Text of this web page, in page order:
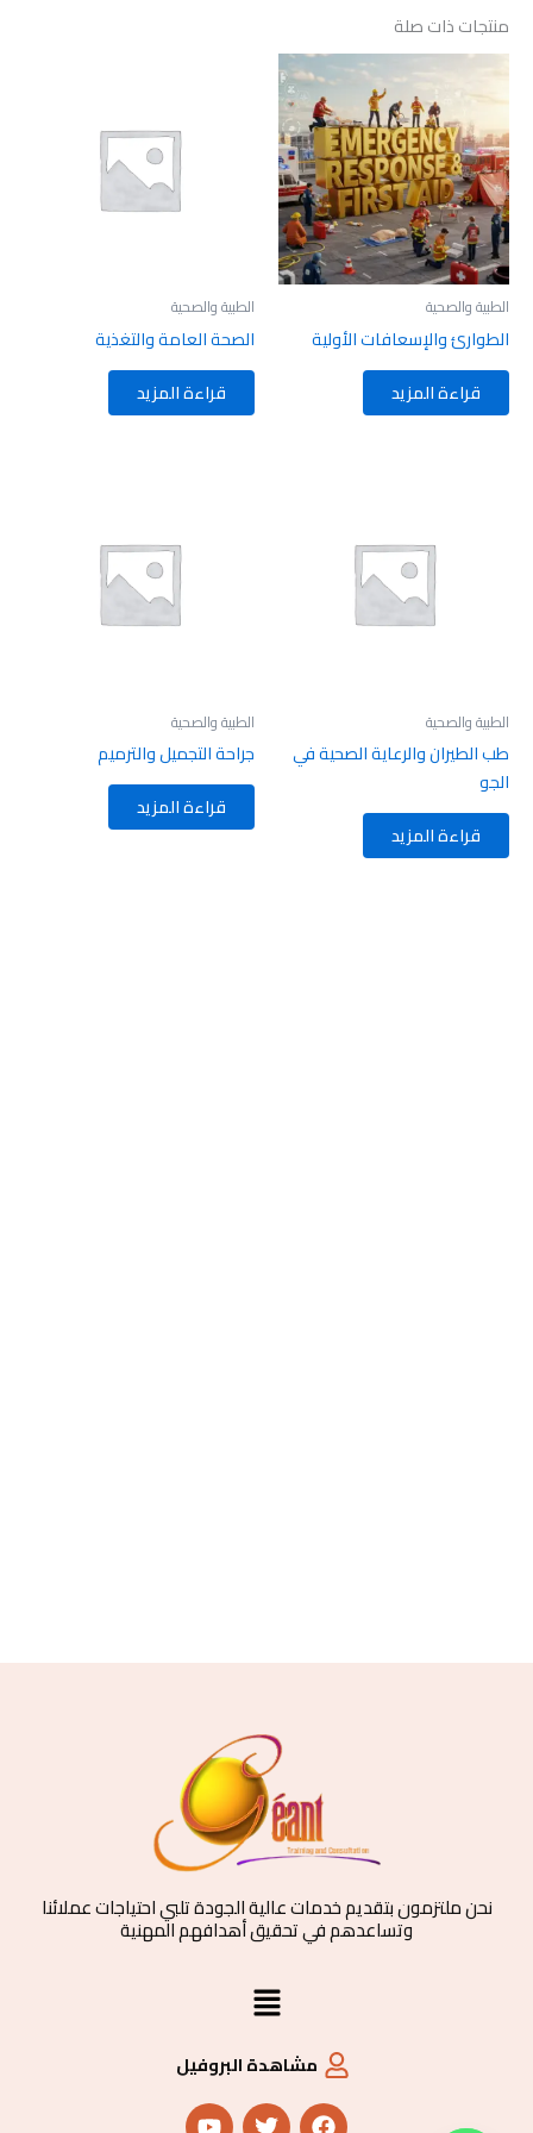
منتجات ذات صلة
الطبية والصحية
الطوارئ والإسعافات الأولية
قراءة المزيد
الطبية والصحية
الصحة العامة والتغذية
قراءة المزيد
الطبية والصحية
طب الطيران والرعاية الصحية في
الجو
قراءة المزيد
الطبية والصحية
جراحة التجميل والترميم
قراءة المزيد
نحن ملتزمون بتقديم خدمات عالية الجودة تلبي احتياجات عملائنا
وتساعدهم في تحقيق أهدافهم المهنية
القائمة
مشاهدة البروفيل
F
T
Y